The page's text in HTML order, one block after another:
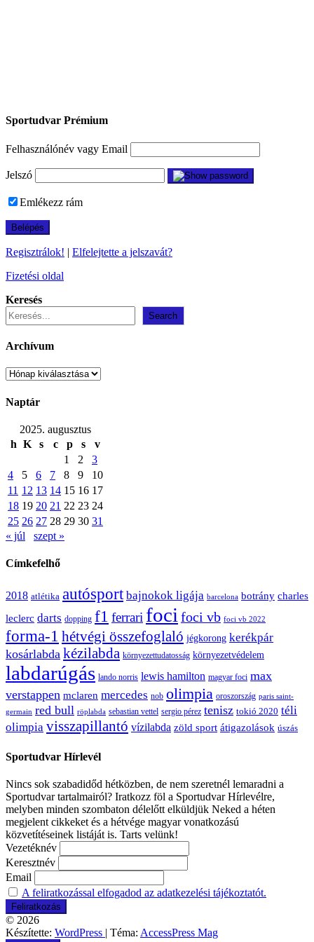
Sportudvar Prémium
Felhasználónév vagy Email
Jelszó
Emlékezz rám
Regisztrálok! | Elfelejtette a jelszavát?
Fizetési oldal
Keresés
Search
Archívum
Archívum
Naptár
2025. augusztus
h K s c p s
v
1
2
3
4
5 6 7 8 9
10
11 12 13 14 15 16 17
18 19 20 21 22 23 24
25 26 27 28 29 30 31
« júl
szept »
Címkefelhő
2018 atlétika autósport bajnokok ligája barcelona botrány charles
leclerc darts dopping f1 ferrari foci foci vb foci vb 2022
forma-1 hétvégi összefoglaló jégkorong kerékpár
kosárlabda kézilabda környezettudatosság környezetvédelem
labdarúgás lando norris lewis hamilton magyar foci max
verstappen mclaren mercedes nob olimpia oroszország paris saint-
germain red bull röplabda sebastian vettel sergio pérez tenisz tokió 2020 téli
olimpia visszapillantó vízilabda zöld sport átigazolások úszás
Sportudvar Hírlevél
Nincs sok szabadidőd hétközben, de nem szeretnél lemaradni a
Sportudvar tartalmairól? Iratkozz föl a Sportudvar Hírlevélre,
melyben minden szombaton délelőtt elküldjük Neked a héten
megjelent cikkeket és a hétvége magyar vonatkozású
közvetítéseinek listáját is. Tarts velünk!
Vezetéknév
Keresztnév
Email
A feliratkozással elfogadod az adatkezelési tájékoztatót.
© 2026
Készítette: WordPress | Téma: AccessPress Mag